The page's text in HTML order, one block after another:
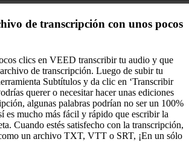
de transcripción con unos pocos
clics en VEED transcribir tu audio y que
de transcripción. Luego de subir tu
Subtítulos y da clic en ‘Transcribir
querer o necesitar hacer unas ediciones
algunas palabras podrían no ser un 100%
es mucho más fácil y rápido que escribir la
Cuando estés satisfecho con la transcripción,
un archivo TXT, VTT o SRT, ¡En un sólo